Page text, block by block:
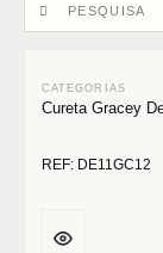
Cureta Gracey
REF: DE11GC12